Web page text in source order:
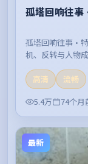
孤塔回响往
孤塔回响往事·
机、反转与人物
高清
流畅
5.4万
74个月
最新